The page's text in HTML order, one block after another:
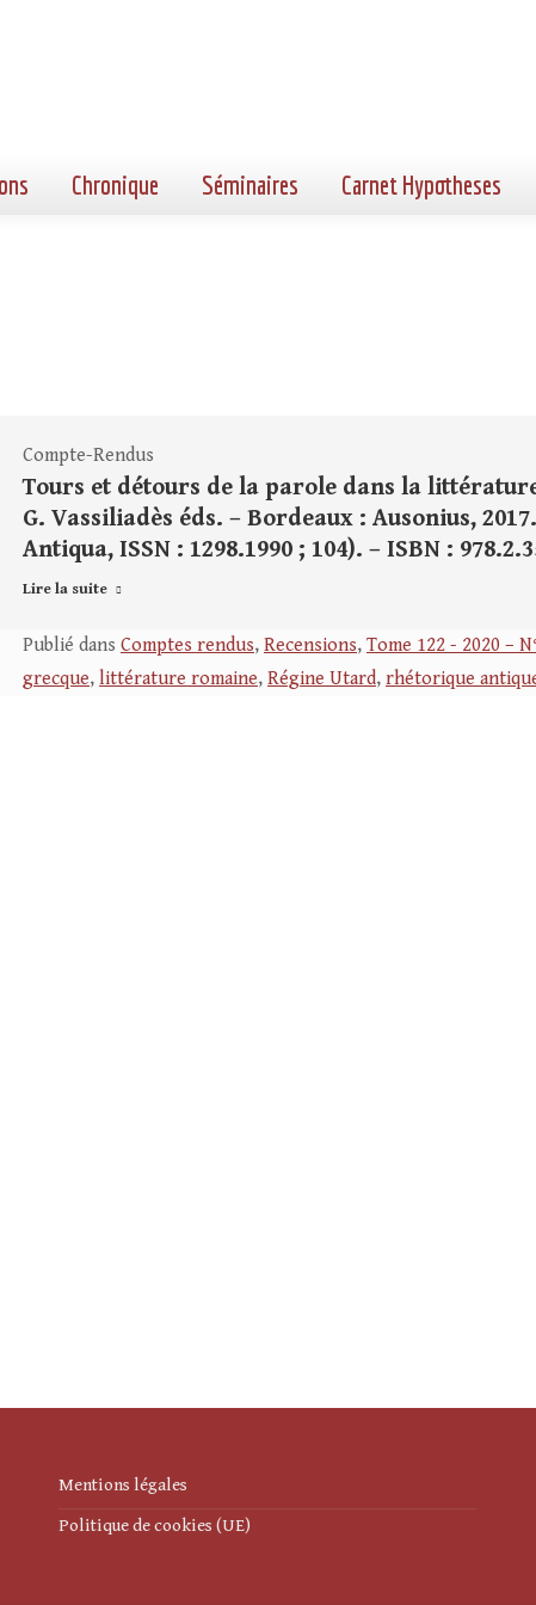
Chronique Séminaires Carnet Hypotheses
Compte-Rendus
Tours et détours de la parole dans la
G. Vassiliadès éds. – Bordeaux : Ausonius,
Antiqua, ISSN : 1298.1990 ; 104). – ISBN :
Lire la suite
Publié dans Comptes rendus, Recensions, Tome 122 - 2020 –
grecque, littérature romaine, Régine Utard, rhétorique
Mentions légales
Politique de cookies (UE)